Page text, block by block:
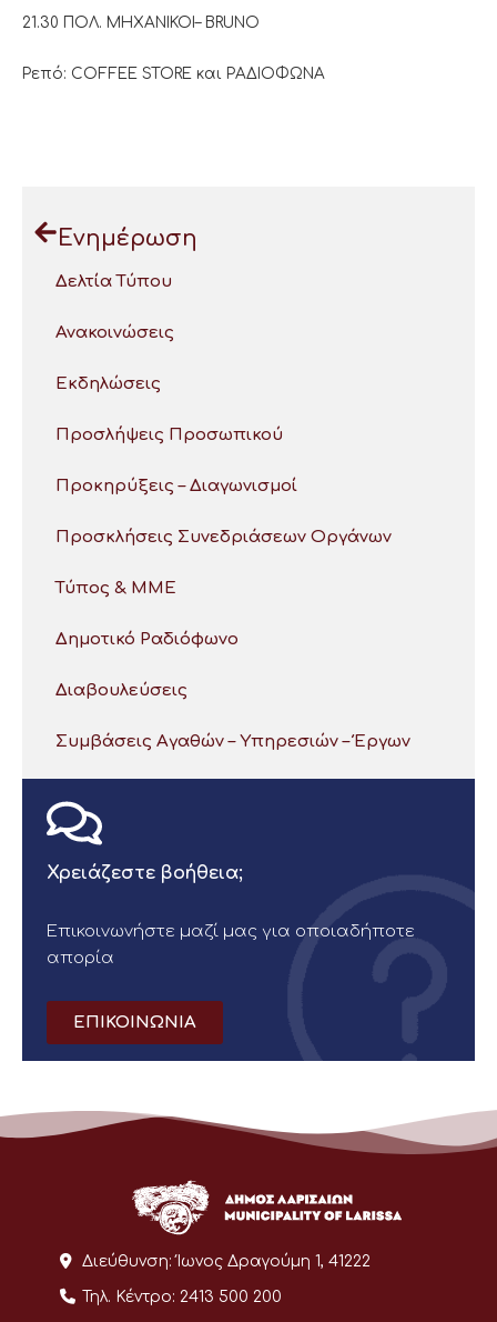
21.30 ΠΟΛ. ΜΗΧΑΝΙΚΟΙ– BRUNO
Ρεπό: COFFEE STORE και ΡΑΔΙΟΦΩΝΑ
Ενημέρωση
Δελτία Τύπου
Ανακοινώσεις
Εκδηλώσεις
Προσλήψεις Προσωπικού
Προκηρύξεις – Διαγωνισμοί
Προσκλήσεις Συνεδριάσεων Οργάνων
Τύπος & ΜΜΕ
Δημοτικό Ραδιόφωνο
Διαβουλεύσεις
Συμβάσεις Αγαθών – Υπηρεσιών – Έργων
Χρειάζεστε βοήθεια;
Επικοινωνήστε μαζί μας για οποιαδήποτε
απορία
ΕΠΙΚΟΙΝΩΝΙΑ
Διεύθυνση: Ίωνος Δραγούμη 1, 41222
Τηλ. Κέντρο: 2413 500 200